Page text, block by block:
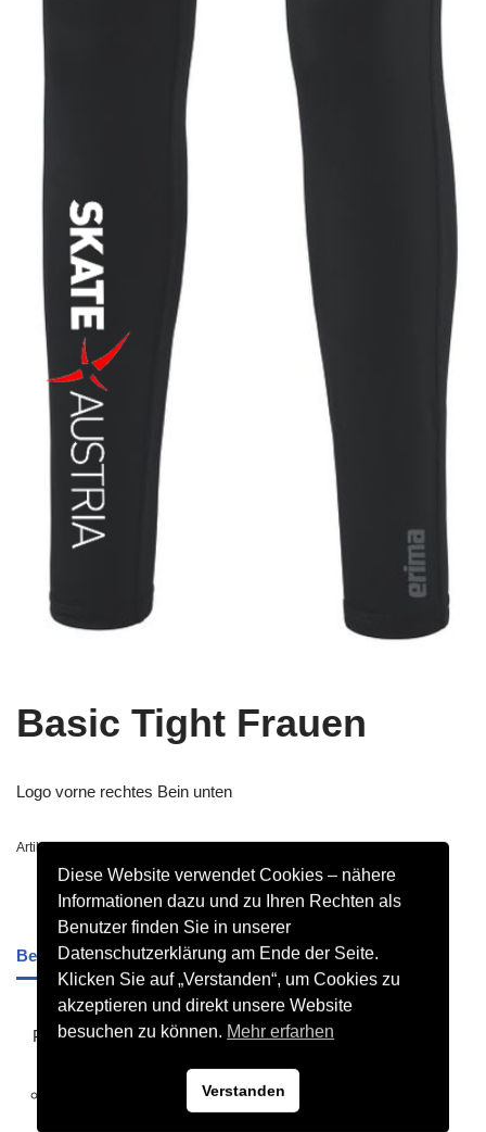
Basic Tight Frauen
Logo vorne rechtes Bein unten
Artikelnummer:
Beschreibung
Produktdetails
Must-have für Sport und Alltag! Die schlichte Tight
Diese Website verwendet Cookies – nähere
Informationen dazu und zu Ihren Rechten als
Benutzer finden Sie in unserer
Datenschutzerklärung am Ende der Seite.
Klicken Sie auf „Verstanden“, um Cookies zu
akzeptieren und direkt unsere Website
besuchen zu können. Mehr erfarhen
Verstanden